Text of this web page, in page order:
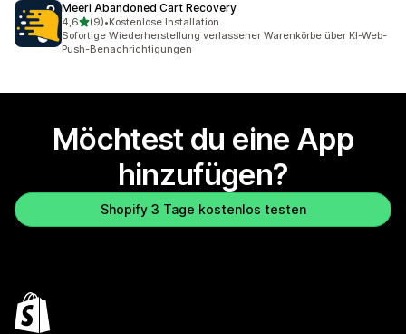
Meeri Abandoned Cart Recovery
4,6von 5 Sternen
(9)
9 Rezensionen insgesamt
•Kostenlose Installation
Sofortige Wiederherstellung verlassener Warenkörbe über KI-Web-
Push-Benachrichtigungen
Möchtest du eine App
hinzufügen?
Shopify 3 Tage kostenlos testen